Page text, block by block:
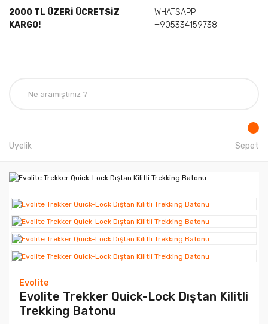
2000 TL ÜZERİ ÜCRETSİZ
KARGO!
WHATSAPP
+905334159738
Üyelik Sepet
Evolite
Evolite Trekker Quick-Lock Dıştan Kilitli
Trekking Batonu